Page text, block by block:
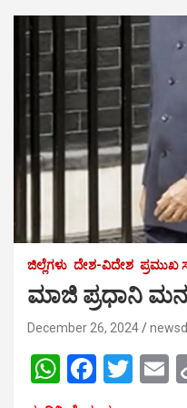
ಜಿಲ್ಲೆಗಳು ದೇಶ-ವಿದೇಶ ಪ್ರಮುಖ
ಮಾಜಿ ಪ್ರಧಾನಿ
December 26, 2024
W
h
F
a
T
E